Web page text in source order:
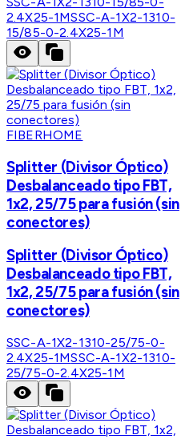
2.4X25-1MSSC-A-1X2-1310-
15/85-0-2.4X25-1M
FIBERHOME
Splitter (Divisor Óptico)
Desbalanceado tipo FBT,
1x2, 25/75 para fusión (sin
conectores)
Splitter (Divisor Óptico)
Desbalanceado tipo FBT,
1x2, 25/75 para fusión (sin
conectores)
SSC-A-1X2-1310-25/75-0-
2.4X25-1MSSC-A-1X2-1310-
25/75-0-2.4X25-1M